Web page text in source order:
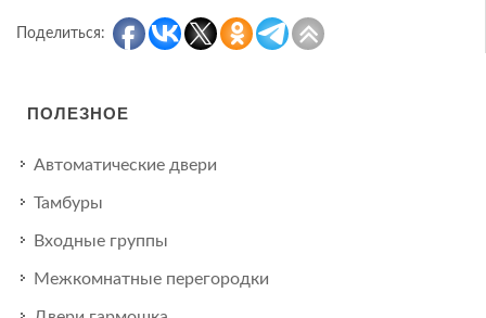
Поделиться:
ПОЛЕЗНОЕ
Автоматические двери
Тамбуры
Входные группы
Межкомнатные перегородки